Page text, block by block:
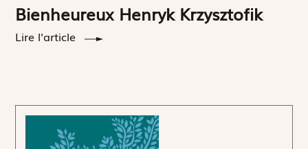
Bienheureux Henryk Krzysztofik
Lire l'article